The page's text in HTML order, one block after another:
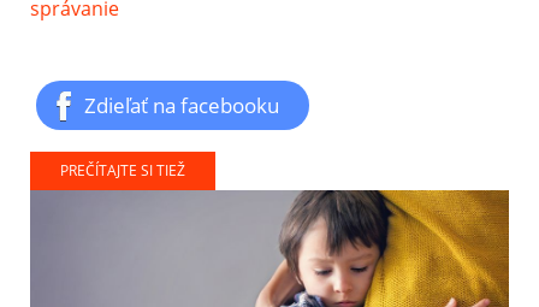
správanie
Zdieľať na facebooku
PREČÍTAJTE SI TIEŽ